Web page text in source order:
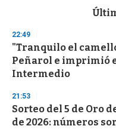
d
s
o
f
3
s
e
c
o
22:49
"Tranquilo el
Peñarol e imprimió
Intermedio
21:53
Sorteo del 5 de Oro
de 2026: números